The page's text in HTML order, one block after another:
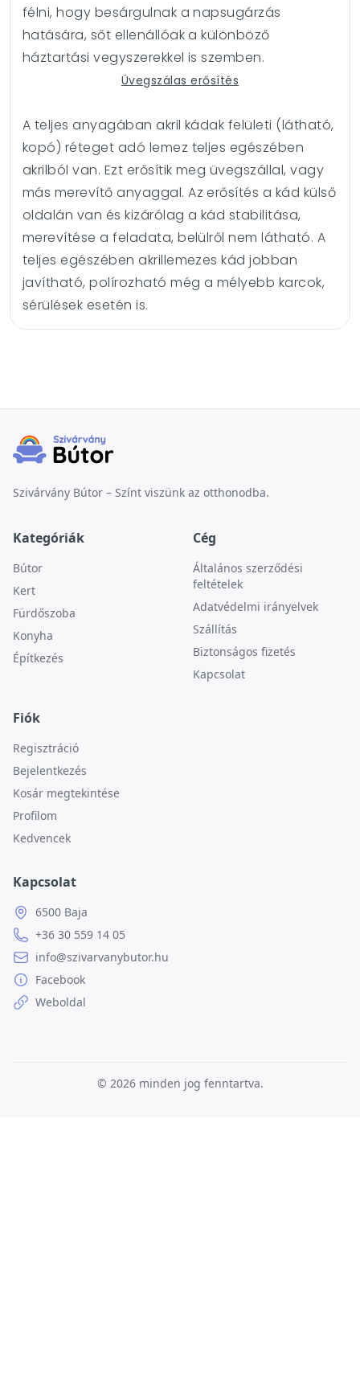
félni, hogy besárgulnak a napsugárzás
hatására, sőt ellenállóak a különböző
háztartási vegyszerekkel is szemben.
Üvegszálas erősítés
A teljes anyagában akril kádak felületi (látható,
kopó) réteget adó lemez teljes egészében
akrilból van. Ezt erősítik meg üvegszállal, vagy
más merevítő anyaggal. Az erősítés a kád külső
oldalán van és kizárólag a kád stabilitása,
merevítése a feladata, belülről nem látható. A
teljes egészében akrillemezes kád jobban
javítható, polírozható még a mélyebb karcok,
sérülések esetén is.
Szivárvány Bútor – Színt viszünk az otthonodba.
Kategóriák
Bútor
Kert
Fürdőszoba
Konyha
Építkezés
Cég
Általános szerződési
feltételek
Adatvédelmi irányelvek
Szállítás
Biztonságos fizetés
Kapcsolat
Fiók
Regisztráció
Bejelentkezés
Kosár megtekintése
Profilom
Kedvencek
Kapcsolat
6500 Baja
+36 30 559 14 05
info@szivarvanybutor.hu
Facebook
Weboldal
© 2026 minden jog fenntartva.